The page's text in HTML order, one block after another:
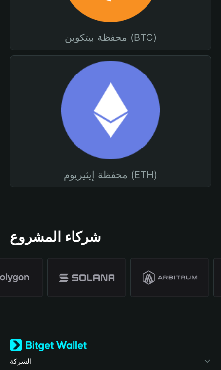
محفظة بيتكوين (BTC)
محفظة إيثيريوم (ETH)
شركاء المشروع
الشركة